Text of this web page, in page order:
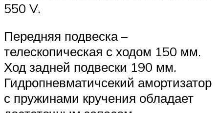
550 V.
Передняя подвеска –
телескопическая с ходом 150 мм.
Ход задней подвески 190 мм.
Гидропневматичсекий амортизатор
с пружинами кручения обладает